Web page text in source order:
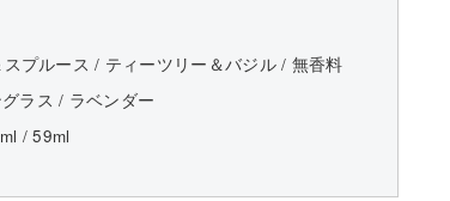
プルース / ティーツリー＆バジル / 無香料
ラス / ラベンダー
/ 59ml